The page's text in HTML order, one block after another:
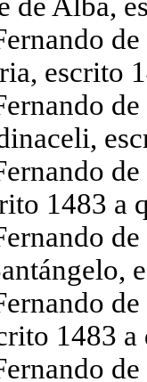
escrito
1483 a
1483